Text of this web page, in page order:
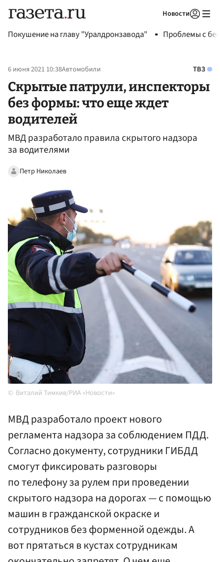
Новости
Покушение на главу "Уралдронзавода" Проблемы с
6 июня 2021 10:38Автомобили ТВЗ
Скрытые патрули, инспекторы
без формы: что еще ждет
водителей
МВД разработало правила скрытого надзора
за водителями
Петр Николаев
Виталий Тимкив/РИА «Новости»
МВД разработало проект нового
регламента надзора за соблюдением ПДД.
Согласно документу, сотрудники ГИБДД
смогут фиксировать разговоры
по телефону за рулем при проведении
скрытого надзора на дорогах — с помощью
машин в гражданской окраске и
сотрудников без форменной одежды. А
вот прятаться в кустах сотрудникам